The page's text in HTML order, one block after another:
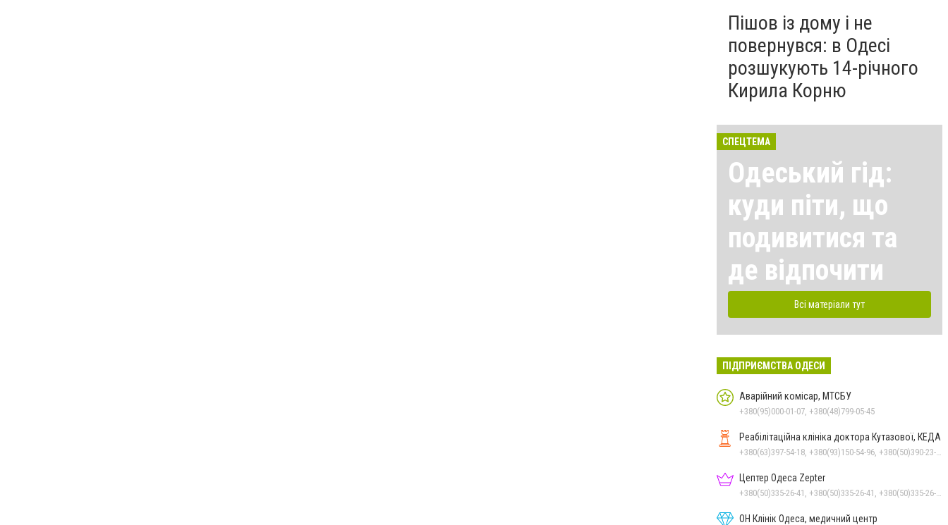
Пішов із дому і не
повернувся: в Одесі
розшукують 14-річного
Кирила Корню
СПЕЦТЕМА
Одеський гід:
куди піти, що
подивитися та
де відпочити
Всі матеріали тут
ПІДПРИЄМСТВА ОДЕСИ
Аварійний комісар, МТСБУ
+380(95)000-01-07, +380(48)799-05-45
Реабілітаційна клініка доктора Кутазової, КЕДА
Цептер Одеса Zepter
ОН Клінік Одеса, медичний центр